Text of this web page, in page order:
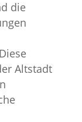
die
Altstadt